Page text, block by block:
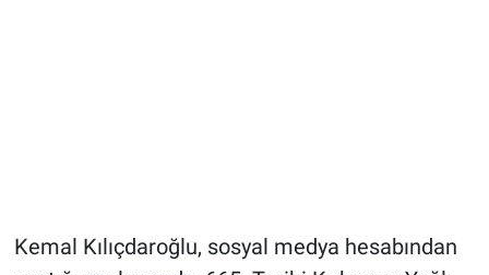
Kemal Kılıçdaroğlu, sosyal medya hesabından